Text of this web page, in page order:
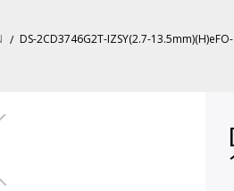
DS-2CD3746G2T-IZSY(2.7-13.5mm)(H)eFO-